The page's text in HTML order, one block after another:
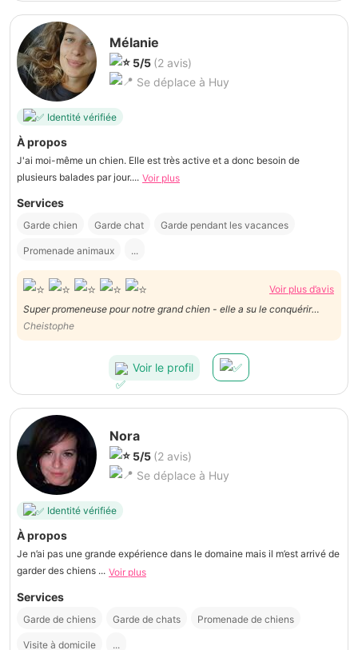
Mélanie
5/5 (2 avis)
Se déplace à Huy
Identité vérifiée
À propos
J'ai moi-même un chien. Elle est très active et a donc besoin de
plusieurs balades par jour.... Voir plus
Services
Garde chien Garde chat Garde pendant les vacances
Promenade animaux ...
Voir plus d’avis
Super promeneuse pour notre grand chien - elle a su le conquérir
MERCII BCP
Cheistophe
Voir le profil
Nora
5/5 (2 avis)
Se déplace à Huy
Identité vérifiée
À propos
Je n’ai pas une grande expérience dans le domaine mais il m’est arrivé de
garder des chiens ... Voir plus
Services
Garde de chiens Garde de chats Promenade de chiens
Visite à domicile ...